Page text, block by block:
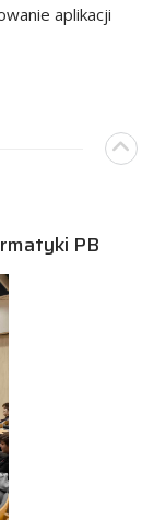
aplikacji
PB